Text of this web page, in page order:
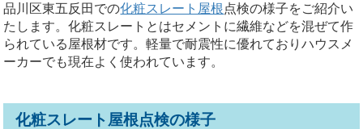
品川区東五反田での化粧スレート屋根点検の様子をご紹介い
たします。化粧スレートとはセメントに繊維などを混ぜて作
られている屋根材です。軽量で耐震性に優れておりハウスメ
ーカーでも現在よく使われています。
化粧スレート屋根点検の様子